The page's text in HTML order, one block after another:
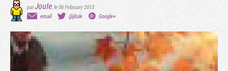
parJoule,le 06 February 2013
email
@j0ule Google+